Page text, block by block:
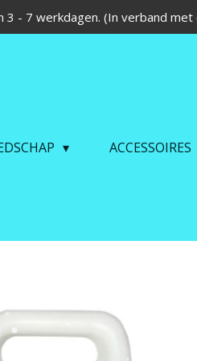
3 - 7 werkdagen. (In verband
ACCESSOIRES